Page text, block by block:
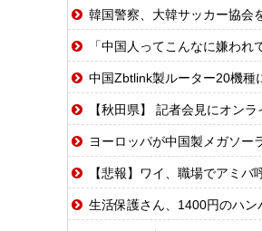
韓国警察、大韓サッカー協会
「中国人ってこんなに嫌われ
中国Zbtlink製ルーター20機種
【秋田県】 記者会見にオン
ヨーロッパが中国製メガソー
【悲報】ワイ、職場でアミバ
生活保護さん、1400円のハ